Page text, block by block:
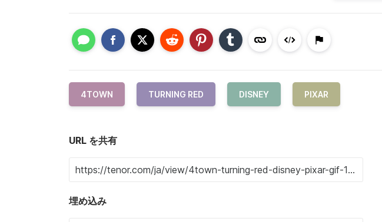
4TOWN TURNING RED DISNEY PIXAR
URL を共有
埋め込み